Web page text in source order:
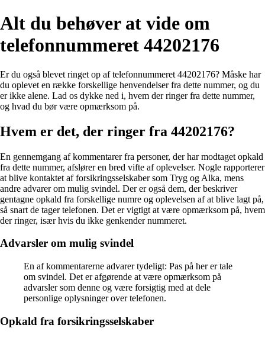
Alt du behøver at vide om
telefonnummeret 44202176
Er du også blevet ringet op af telefonnummeret 44202176? Måske har
du oplevet en række forskellige henvendelser fra dette nummer, og du
er ikke alene. Lad os dykke ned i, hvem der ringer fra dette nummer,
og hvad du bør være opmærksom på.
Hvem er det, der ringer fra 44202176?
En gennemgang af kommentarer fra personer, der har modtaget opkald
fra dette nummer, afslører en bred vifte af oplevelser. Nogle rapporterer
at blive kontaktet af forsikringsselskaber som Tryg og Alka, mens
andre advarer om mulig svindel. Der er også dem, der beskriver
gentagne opkald fra forskellige numre og oplevelsen af at blive lagt på,
så snart de tager telefonen. Det er vigtigt at være opmærksom på, hvem
der ringer, især hvis du ikke genkender nummeret.
Advarsler om mulig svindel
En af kommentarerne advarer tydeligt: Pas på her er tale
om svindel. Det er afgørende at være opmærksom på
advarsler som denne og være forsigtig med at dele
personlige oplysninger over telefonen.
Opkald fra forsikringsselskaber